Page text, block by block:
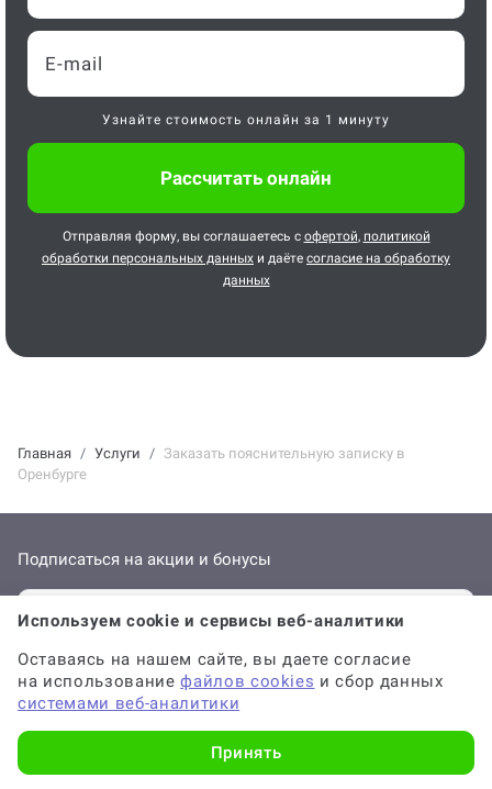
Узнайте стоимость онлайн за 1 минуту
Отправляя форму, вы соглашаетесь с офертой, политикой
обработки персональных данных и даёте согласие на обработку
данных
Главная Услуги
Заказать пояснительную записку в
Оренбурге
Подписаться на акции и бонусы
ПОДПИСАТЬСЯ
Отправляя форму, вы соглашаетесь софертой,политикой обработки
согласие на обработку данных
Используем cookie и сервисы веб-аналитики
Оставаясь на нашем сайте, вы даете согласие
на использованиефайлов cookies и сбор данных
системами веб-аналитики
Принять